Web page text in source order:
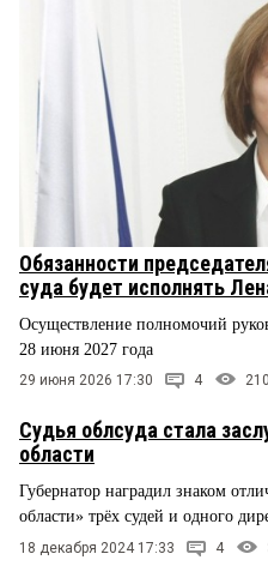
Обязанности
суда будет исполнять
Осуществление полномочий
28 июня 2027 года
29 июня 2026 17:30 4
Судья облсуда стала
области
Губернатор наградил знаком
области» трёх судей и одного
18 декабря 2024 17:33 4